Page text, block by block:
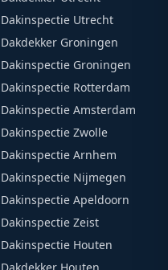
Dakinspectie Utrecht
Dakdekker Groningen
Dakinspectie Groningen
Dakinspectie Rotterdam
Dakinspectie Amsterdam
Dakinspectie Zwolle
Dakinspectie Arnhem
Dakinspectie Nijmegen
Dakinspectie Apeldoorn
Dakinspectie Zeist
Dakinspectie Houten